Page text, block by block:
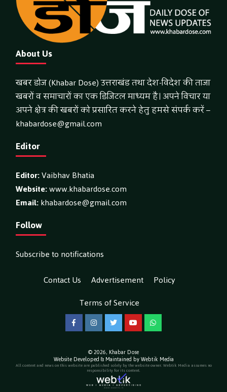
About Us
खबर डोज (Khabar Dose) उत्तराखंड तथा देश-विदेश की ताजा
खबरों व समाचारों का एक डिजिटल माध्यम है। अपने विचार या
अपने क्षेत्र की खबरों को प्रसारित करने हेतु हमसे संपर्क करें –
khabardose@gmail.com
Editor
Editor:Vaibhav Bhatia
Website:www.khabardose.com
Email:khabardose@gmail.com
Follow
Subscribe to notifications
Contact Us
Advertisement
Policy
Terms of Service
FacebookInstagramTwitterYouTubeWhatsApp
© 2026, Khabar Dose
Website Developed & Maintained by Webtik Media
All content and news on this website are published solely by the website owner. Webtik Media assumes no
responsibility for its content.